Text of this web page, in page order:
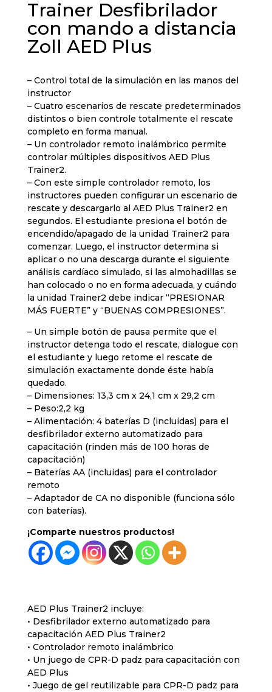
Trainer Desfibrilador
con mando a distancia
Zoll AED Plus
– Control total de la simulación en las manos del
instructor
– Cuatro escenarios de rescate predeterminados
distintos o bien controle totalmente el rescate
completo en forma manual.
– Un controlador remoto inalámbrico permite
controlar múltiples dispositivos AED Plus
Trainer2.
– Con este simple controlador remoto, los
instructores pueden configurar un escenario de
rescate y descargarlo al AED Plus Trainer2 en
segundos. El estudiante presiona el botón de
encendido/apagado de la unidad Trainer2 para
comenzar. Luego, el instructor determina si
aplicar o no una descarga durante el siguiente
análisis cardíaco simulado, si las almohadillas se
han colocado o no en forma adecuada, y cuándo
la unidad Trainer2 debe indicar “PRESIONAR
MÁS FUERTE” y “BUENAS COMPRESIONES”.
– Un simple botón de pausa permite que el
instructor detenga todo el rescate, dialogue con
el estudiante y luego retome el rescate de
simulación exactamente donde éste había
quedado.
– Dimensiones: 13,3 cm x 24,1 cm x 29,2 cm
– Peso:2,2 kg
– Alimentación: 4 baterías D (incluidas) para el
desfibrilador externo automatizado para
capacitación (rinden más de 100 horas de
capacitación)
– Baterías AA (incluidas) para el controlador
remoto
– Adaptador de CA no disponible (funciona sólo
con baterías).
¡Comparte nuestros productos!
AED Plus Trainer2 incluye:
• Desfibrilador externo automatizado para
capacitación AED Plus Trainer2
• Controlador remoto inalámbrico
• Un juego de CPR-D padz para capacitación con
AED Plus
• Juego de gel reutilizable para CPR-D padz para